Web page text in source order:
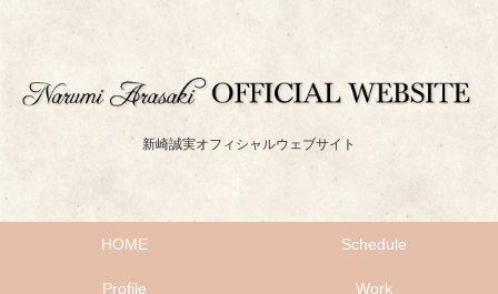
新崎誠実オフィシャルウェブサイト
HOME Schedule
Profile Work